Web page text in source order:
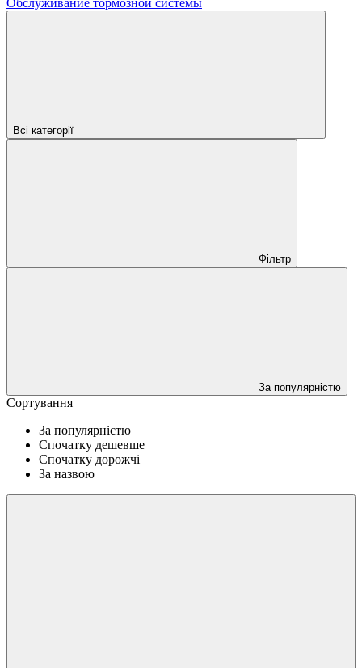
Всі категорії
Фільтр
За популярністю
Сортування
За популярністю
Спочатку дешевше
Спочатку дорожчі
За назвою